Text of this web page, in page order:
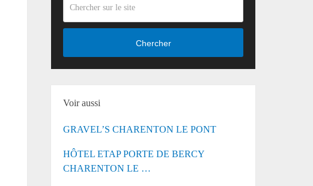
Chercher
Voir aussi
GRAVEL’S CHARENTON LE PONT
HÔTEL ETAP PORTE DE BERCY
CHARENTON LE …